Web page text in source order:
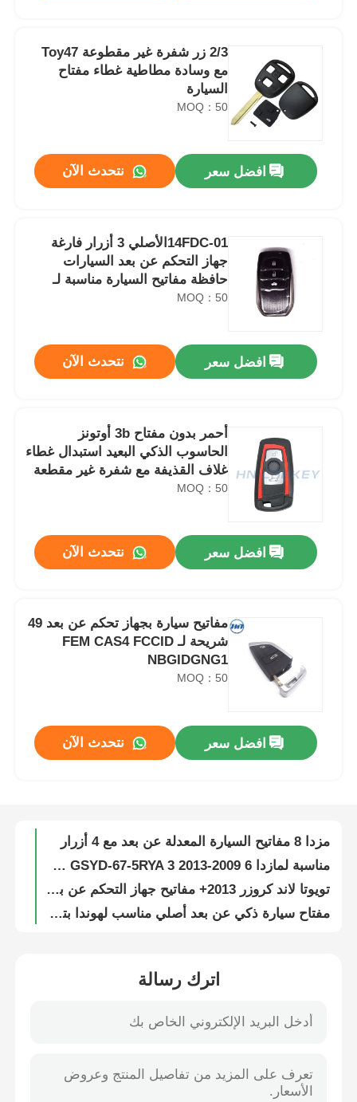
المنتجات
أشرطة فيديو
جولة في المعمل
ضبط الجودة
مفاتيح السيارة
2/3 زر شفرة غير مقطوعة Toy47
مع وسادة مطاطية غطاء مفتاح
السيارة
MOQ：50
افضل سعر نتحدث الآن
14FDC-01الأصلي 3 أزرار فارغة
جهاز التحكم عن بعد السيارات
حافظة مفاتيح السيارة مناسبة لـ
Highlander
MOQ：50
افضل سعر نتحدث الآن
أحمر بدون مفتاح 3b أوتونز
الحاسوب الذكي البعيد استبدال غطاء
غلاف القذيفة مع شفرة غير مقطعة
MOQ：50
افضل سعر نتحدث الآن
مفاتيح سيارة بجهاز تحكم عن بعد 49
شريحة لـ FEM CAS4 FCCID
NBGIDGNG1
MOQ：50
افضل سعر نتحدث الآن
تويوتا ريموت FCCID HYQ14FBB 0010 P/N 89904-0C050 315 ميجاهرتز
اترك رسالة